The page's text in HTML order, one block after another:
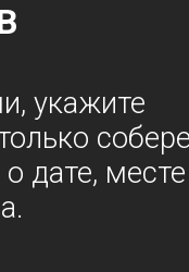
укажите
дате,